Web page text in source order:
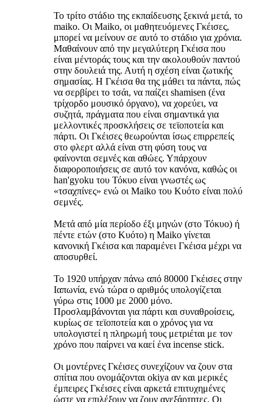
Το τρίτο στάδιο της εκπαίδευσης ξεκινά μετά, το
maiko. Οι Maiko, οι μαθητευόμενες Γκέισες,
μπορεί να μείνουν σε αυτό το στάδιο για χρόνια.
Μαθαίνουν από την μεγαλύτερη Γκέισα που
είναι μέντοράς τους και την ακολουθούν παντού
στην δουλειά της. Αυτή η σχέση είναι ζωτικής
σημασίας. Η Γκέισα θα της μάθει τα πάντα, πώς
να σερβίρει το τσάι, να παίζει shamisen (ένα
τρίχορδο μουσικό όργανο), να χορεύει, να
συζητά, πράγματα που είναι σημαντικά για
μελλοντικές προσκλήσεις σε τεϊοποτεία και
πάρτι. Οι Γκέισες θεωρούνται ίσως επιρρεπείς
στο φλερτ αλλά είναι στη φύση τους να
φαίνονται σεμνές και αθώες. Υπάρχουν
διαφοροποιήσεις σε αυτό τον κανόνα, καθώς οι
han'gyoku του Τόκυο είναι γνωστές ως
«τσαχπίνες» ενώ οι Maiko του Κυότο είναι πολύ
σεμνές.
Μετά από μία περίοδο έξι μηνών (στο Τόκυο) ή
πέντε ετών (στο Κυότο) η Μaiko γίνεται
κανονική Γκέισα και παραμένει Γκέισα μέχρι να
αποσυρθεί.
Το 1920 υπήρχαν πάνω από 80000 Γκέισες στην
Ιαπωνία, ενώ τώρα ο αριθμός υπολογίζεται
γύρω στις 1000 με 2000 μόνο.
Προσλαμβάνονται για πάρτι και συναθροίσεις,
κυρίως σε τεϊοποτεία και ο χρόνος για να
υπολογιστεί η πληρωμή τους μετριέται με τον
χρόνο που παίρνει να καεί ένα incense stick.
Οι μοντέρνες Γκέισες συνεχίζουν να ζουν στα
σπίτια που ονομάζονται okiya αν και μερικές
έμπειρες Γκέισες είναι αρκετά επιτυχημένες
ώστε να επιλέξουν να ζουν ανεξάρτητες. Οι